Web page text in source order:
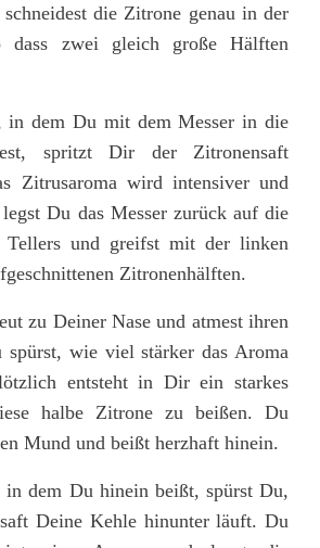
die Zitrone genau in der
dass zwei gleich große Hälften
in dem Du mit dem Messer in die
spritzt Dir der Zitronensaft
Zitrusaroma wird intensiver und
Du das Messer zurück auf die
Tellers und greifst mit der linken
Zitronenhälften.
zu Deiner Nase und atmest ihren
wie viel stärker das Aroma
entsteht in Dir ein starkes
halbe Zitrone zu beißen. Du
Mund und beißt herzhaft hinein.
dem Du hinein beißt, spürst Du,
Deine Kehle hinunter läuft. Du